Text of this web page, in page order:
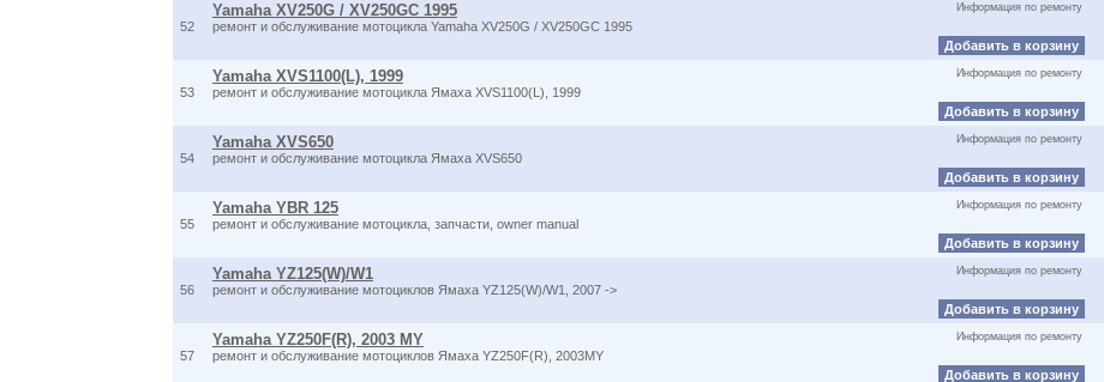
52
Yamaha XV250G / XV250GC 1995
ремонт и обслуживание мотоцикла Yamaha XV250G / XV250GC 1995
Информация по ремонту
Добавить в корзину
53
Yamaha XVS1100(L), 1999
ремонт и обслуживание мотоцикла Ямаха XVS1100(L), 1999
Информация по ремонту
Добавить в корзину
54
Yamaha XVS650
ремонт и обслуживание мотоцикла Ямаха XVS650
Информация по ремонту
Добавить в корзину
55
Yamaha YBR 125
ремонт и обслуживание мотоцикла, запчасти, owner manual
Информация по ремонту
Добавить в корзину
56
Yamaha YZ125(W)/W1
ремонт и обслуживание мотоциклов Ямаха YZ125(W)/W1, 2007 ->
Информация по ремонту
Добавить в корзину
57
Yamaha YZ250F(R), 2003 MY
ремонт и обслуживание мотоциклов Ямаха YZ250F(R), 2003MY
Информация по ремонту
Добавить в корзину